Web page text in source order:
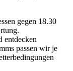
gegen 18.30
entdecken
passen wir je